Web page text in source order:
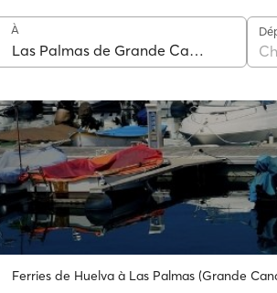
À
Ferries de Huelva à Las Palmas (Grande